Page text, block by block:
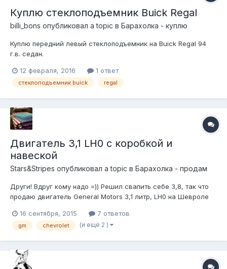
Куплю стеклоподъемник Buick Regal
billi_bons опубликовал a topic в Барахолка - куплю
Куплю передний левый стеклоподъемник на Buick Regal 94
г.в. седан.
12 февраля, 2016 1 ответ
стеклоподъемник buick regal
Двигатель 3,1 LH0 с коробкой и
навеской
Stars&Stripes опубликовал a topic в Барахолка - продам
Други! Вдруг кому надо =)) Решил свапить себе 3,8, так что
продаю двигатель General Motors 3,1 литр, LH0 на Шевроле
и прочие одноклассники. После переборки заводился,
пробег 0. Головы после капиталки. Менял все прокладки,
16 сентября, 2015 7 ответов
gm chevrolet (и ещё 2 )